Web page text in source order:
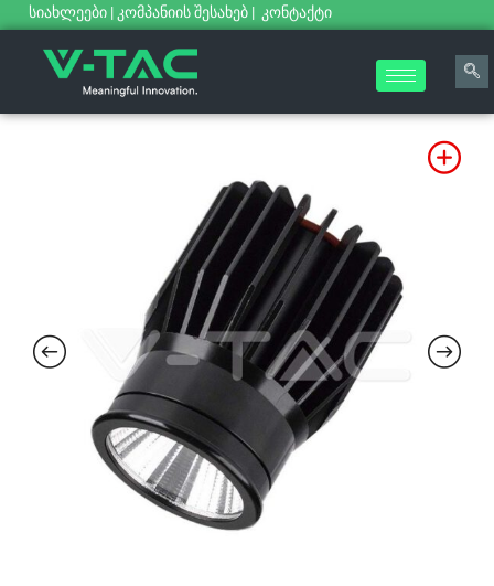
სიახლეები | კომპანიის შესახებ | კონტაქტი